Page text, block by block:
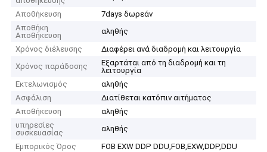
Αποθήκευση
7days δωρεάν
Αποθήκη
Αποθήκευση
αληθής
Χρόνος διέλευσης
Διαφέρει ανά διαδρομή και λειτουργία
Χρόνος παράδοσης
Εξαρτάται από τη διαδρομή και τη
λειτουργία
Εκτελωνισμός
αληθής
Ασφάλιση
Διατίθεται κατόπιν αιτήματος
Αποθήκευση
αληθής
υπηρεσίες
συσκευασίας
αληθής
Εμπορικός Όρος
FOB EXW DDP DDU,FOB,EXW,DDP,DDU